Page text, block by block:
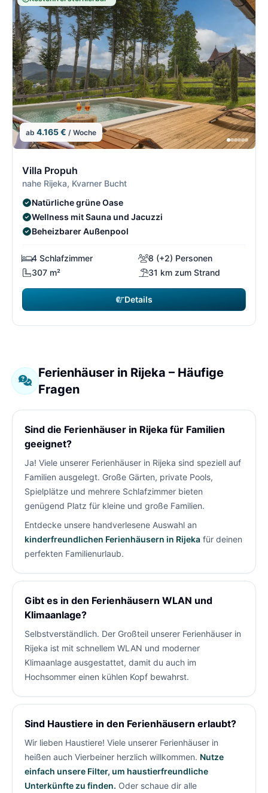
ab 4.165 € / Woche
Villa Propuh
nahe Rijeka, Kvarner Bucht
Natürliche grüne Oase
Wellness mit Sauna und Jacuzzi
Beheizbarer Außenpool
4 Schlafzimmer
8 (+2) Personen
307 m²
31 km zum Strand
Details
Ferienhäuser in Rijeka – Häufige
Fragen
Sind die Ferienhäuser in Rijeka für Familien
geeignet?
Ja! Viele unserer Ferienhäuser in Rijeka sind speziell auf
Familien ausgelegt. Große Gärten, private Pools,
Spielplätze und mehrere Schlafzimmer bieten
genügend Platz für kleine und große Familien.
Entdecke unsere handverlesene Auswahl an
kinderfreundlichen Ferienhäusern in Rijeka für deinen
perfekten Familienurlaub.
Gibt es in den Ferienhäusern WLAN und
Klimaanlage?
Selbstverständlich. Der Großteil unserer Ferienhäuser in
Rijeka ist mit schnellem WLAN und moderner
Klimaanlage ausgestattet, damit du auch im
Hochsommer einen kühlen Kopf bewahrst.
Sind Haustiere in den Ferienhäusern erlaubt?
Wir lieben Haustiere! Viele unserer Ferienhäuser in
heißen auch Vierbeiner herzlich willkommen. Nutze
einfach unsere Filter, um haustierfreundliche
Unterkünfte zu finden. Oder schaue dir alle